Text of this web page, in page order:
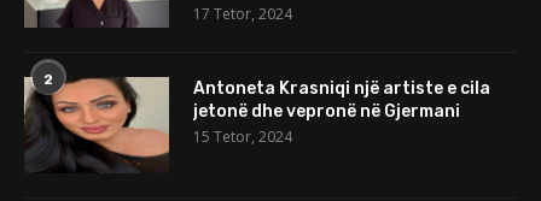
17 Tetor, 2024
2
Antoneta Krasniqi një artiste e cila
jetonë dhe vepronë në Gjermani
15 Tetor, 2024